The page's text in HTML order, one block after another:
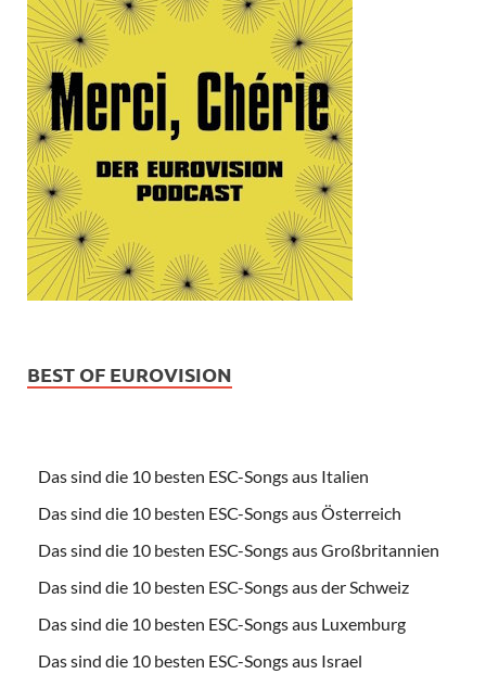
BEST OF EUROVISION
Das sind die 10 besten ESC-Songs aus Italien
Das sind die 10 besten ESC-Songs aus Österreich
Das sind die 10 besten ESC-Songs aus Großbritannien
Das sind die 10 besten ESC-Songs aus der Schweiz
Das sind die 10 besten ESC-Songs aus Luxemburg
Das sind die 10 besten ESC-Songs aus Israel